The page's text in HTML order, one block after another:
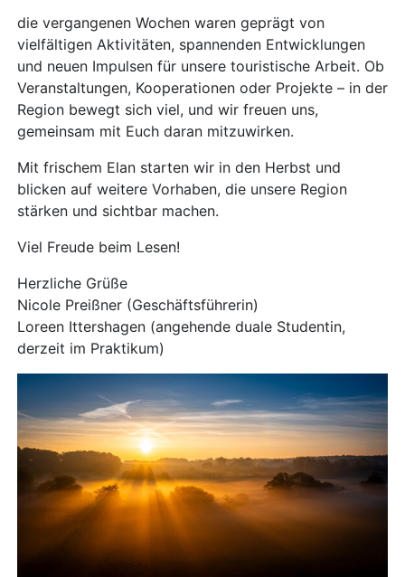
die vergangenen Wochen waren geprägt von
vielfältigen Aktivitäten, spannenden Entwicklungen
und neuen Impulsen für unsere touristische Arbeit. Ob
Veranstaltungen, Kooperationen oder Projekte – in der
Region bewegt sich viel, und wir freuen uns,
gemeinsam mit Euch daran mitzuwirken.
Mit frischem Elan starten wir in den Herbst und
blicken auf weitere Vorhaben, die unsere Region
stärken und sichtbar machen.
Viel Freude beim Lesen!
Herzliche Grüße
Nicole Preißner (Geschäftsführerin)
Loreen Ittershagen (angehende duale Studentin,
derzeit im Praktikum)